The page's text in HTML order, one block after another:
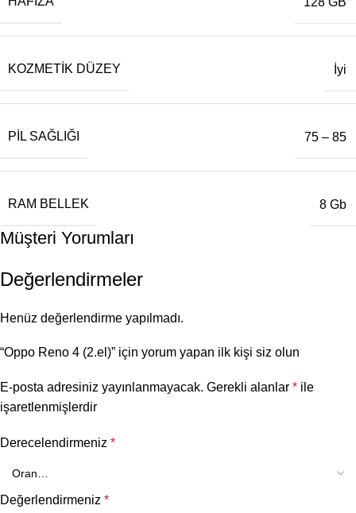
KOZMETIK DÜZEY İyi
PIL SAĞLIĞI 75 – 85
RAM BELLEK 8 Gb
Müşteri Yorumları
Değerlendirmeler
Henüz değerlendirme yapılmadı.
“Oppo Reno 4 (2.el)” için yorum yapan ilk kişi siz olun
E-posta adresiniz yayınlanmayacak. Gerekli alanlar * ile
işaretlenmişlerdir
Derecelendirmeniz *
Değerlendirmeniz *